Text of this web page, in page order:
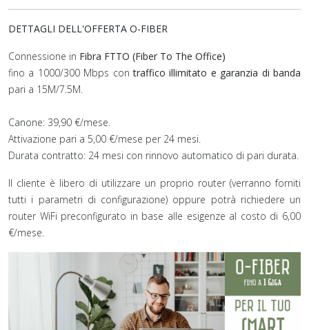
DETTAGLI DELL'OFFERTA O-FIBER
Connessione in Fibra FTTO (Fiber To The Office)
fino a 1000/300 Mbps con traffico illimitato e garanzia di banda
pari a 15M/7.5M.
Canone: 39,90 €/mese.
Attivazione pari a 5,00 €/mese per 24 mesi.
Durata contratto: 24 mesi con rinnovo automatico di pari durata.
Il cliente è libero di utilizzare un proprio router (verranno forniti
tutti i parametri di configurazione) oppure potrà richiedere un
router WiFi preconfigurato in base alle esigenze al costo di 6,00
€/mese.